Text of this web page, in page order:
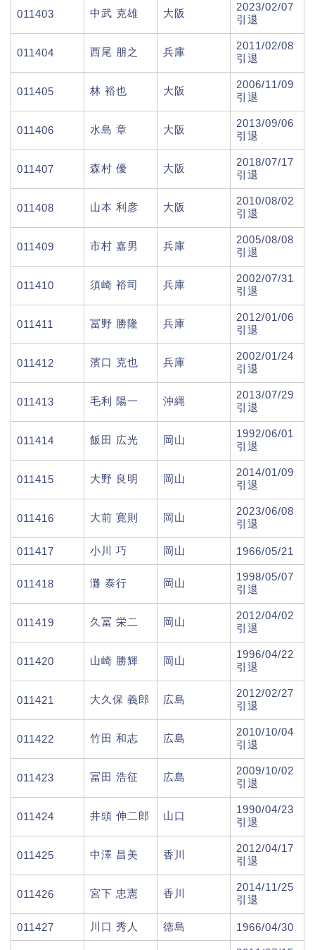
011403 中武 克雄 大阪
2023/02/07
引退
011404 西尾 朋之 兵庫
2011/02/08
引退
011405 林 裕也 大阪
2006/11/09
引退
011406 水島 章 大阪
2013/09/06
引退
011407 森村 優 大阪
2018/07/17
引退
011408 山本 利彦 大阪
2010/08/02
引退
011409 市村 嘉男 兵庫
2005/08/08
引退
011410 須崎 裕司 兵庫
2002/07/31
引退
011411 冨野 勝隆 兵庫
2012/01/06
引退
011412 濱口 克也 兵庫
2002/01/24
引退
011413 毛利 陽一 沖縄
2013/07/29
引退
011414 飯田 広光 岡山
1992/06/01
引退
011415 大野 良明 岡山
2014/01/09
引退
011416 大前 寛則 岡山
2023/06/08
引退
011417 小川 巧 岡山 1966/05/21
011418 灘 泰行 岡山
1998/05/07
引退
011419 久冨 栄二 岡山
2012/04/02
引退
011420 山崎 勝輝 岡山
1996/04/22
引退
011421 大久保 義郎 広島
2012/02/27
引退
011422 竹田 和志 広島
2010/10/04
引退
011423 冨田 浩征 広島
2009/10/02
引退
011424 井頭 伸二郎 山口
1990/04/23
引退
011425 中澤 昌美 香川
2012/04/17
引退
011426 宮下 忠憲 香川
2014/11/25
引退
011427 川口 秀人 徳島 1966/04/30